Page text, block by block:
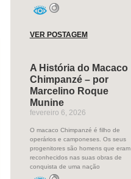
VER POSTAGEM
A História do Macaco
Chimpanzé – por
Marcelino Roque
Munine
fevereiro 6, 2026
O macaco Chimpanzé é filho de
operários e camponeses. Os seus
progenitores são homens que eram
reconhecidos nas suas obras de
conquista de uma nação